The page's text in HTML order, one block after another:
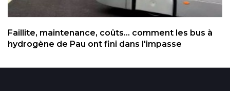
Faillite, maintenance, coûts... comment les bus à
hydrogène de Pau ont fini dans l'impasse